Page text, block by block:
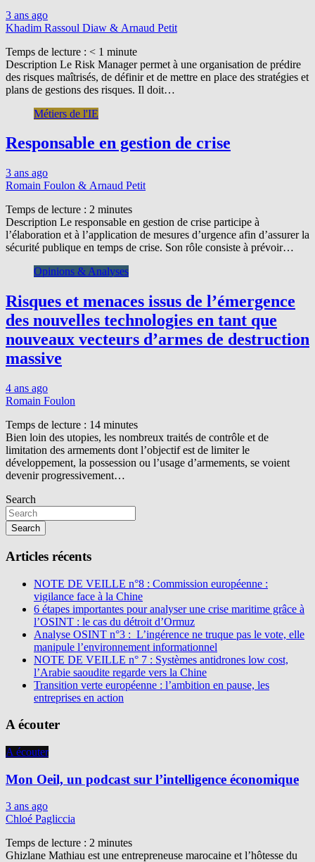
3 ans ago
Khadim Rassoul Diaw & Arnaud Petit
Temps de lecture : < 1 minute
Description Le Risk Manager permet à une organisation de prédire
des risques maîtrisés, de définir et de mettre en place des stratégies et
plans de gestions des risques. Il doit…
Métiers de l'IE
Responsable en gestion de crise
3 ans ago
Romain Foulon & Arnaud Petit
Temps de lecture : 2 minutes
Description Le responsable en gestion de crise participe à
l’élaboration et à l’application de mesures d’urgence afin d’assurer la
sécurité publique en temps de crise. Son rôle consiste à prévoir…
Opinions & Analyses
Risques et menaces issus de l’émergence
des nouvelles technologies en tant que
nouveaux vecteurs d’armes de destruction
massive
4 ans ago
Romain Foulon
Temps de lecture : 14 minutes
Bien loin des utopies, les nombreux traités de contrôle et de
limitation des armements dont l’objectif est de limiter le
développement, la possession ou l’usage d’armements, se voient
devenir progressivement…
Search
Search
Articles récents
NOTE DE VEILLE n°8 : Commission européenne :
vigilance face à la Chine
6 étapes importantes pour analyser une crise maritime grâce à
l’OSINT : le cas du détroit d’Ormuz
Analyse OSINT n°3 : L’ingérence ne truque pas le vote, elle
manipule l’environnement informationnel
NOTE DE VEILLE n° 7 : Systèmes antidrones low cost,
l’Arabie saoudite regarde vers la Chine
Transition verte européenne : l’ambition en pause, les
entreprises en action
A écouter
A écouter
Mon Oeil, un podcast sur l’intelligence économique
3 ans ago
Chloé Pagliccia
Temps de lecture : 2 minutes
Ghizlane Mathiau est une entrepreneuse marocaine et l’hôtesse du